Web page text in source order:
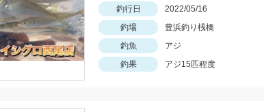
釣行日 2022/05/16
釣場
豊浜釣り桟橋
釣魚
アジ
釣果
アジ15匹程度